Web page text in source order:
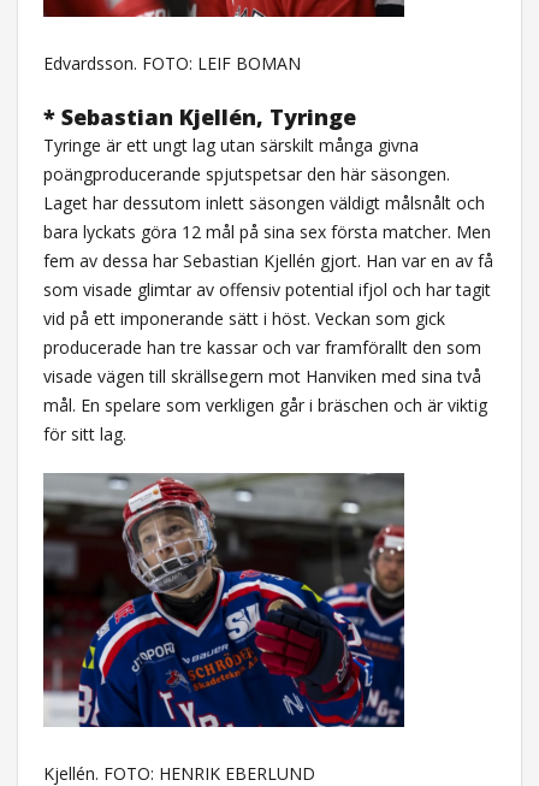
Edvardsson. FOTO: LEIF BOMAN
* Sebastian Kjellén, Tyringe
Tyringe är ett ungt lag utan särskilt många givna
poängproducerande spjutspetsar den här säsongen.
Laget har dessutom inlett säsongen väldigt målsnålt och
bara lyckats göra 12 mål på sina sex första matcher. Men
fem av dessa har Sebastian Kjellén gjort. Han var en av få
som visade glimtar av offensiv potential ifjol och har tagit
vid på ett imponerande sätt i höst. Veckan som gick
producerade han tre kassar och var framförallt den som
visade vägen till skrällsegern mot Hanviken med sina två
mål. En spelare som verkligen går i bräschen och är viktig
för sitt lag.
Kjellén. FOTO: HENRIK EBERLUND